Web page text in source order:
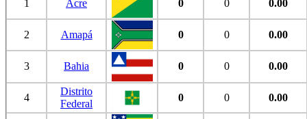
1 Acre 0 0 0.00
2 Amapá 0 0 0.00
3 Bahia 0 0 0.00
4
Distrito
Federal
0 0 0.00